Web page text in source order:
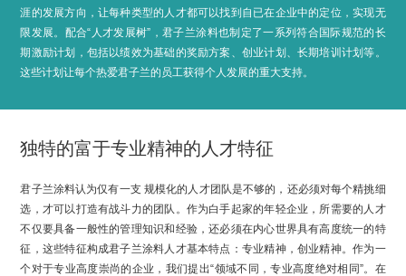
涯的发展方向，让每种类型的人才都可以找到自已在企业中的定位，实现无
限发展。配合“人才发展树”，君子兰涂料也制定了一系列符合国际规范的长
期激励计划，包括以绩效为基础的奖励方案、创业计划、长期培训计划等。
这些计划让每个热爱君子兰的员工获得个人发展的重大支持。
独特的富于专业精神的人才特征
君子兰涂料认为仅有一支 规模化的人才团队是不够的，还必须对每个精挑细
选，才可以打造有战斗力的团队。作为白手起家的年轻企业，所需要的人才
不仅要具备一般性的管理知识和经验，还必须在内心世界具有高度统一的特
征，这些特征构成君子兰涂料人才基本特点：专业精神，创业精神。作为一
个对于专业高度崇尚的企业，我们提出“领域不同，专业高度绝对相同”。在